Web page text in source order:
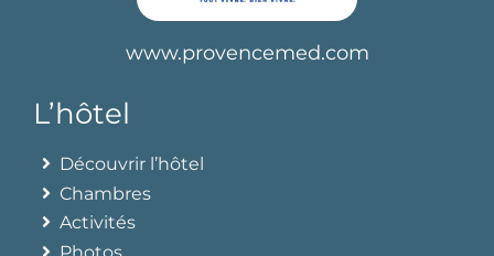
www.provencemed.com
L’hôtel
Découvrir l’hôtel
Chambres
Activités